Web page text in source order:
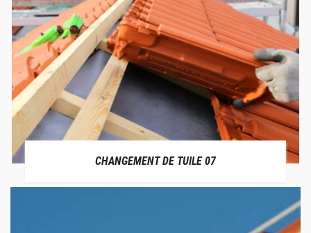
CHANGEMENT DE TUILE 07